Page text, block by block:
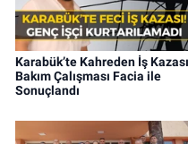
Karabük’te Kahreden İş
Bakım Çalışması Facia ile
Sonuçlandı